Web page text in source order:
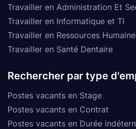
Travailler en Administration Et
Travailler en Informatique et TI
Travailler en Ressources
Travailler en Santé Dentaire
Rechercher par type
Postes vacants en Stage
Postes vacants en Contrat
Postes vacants en Durée